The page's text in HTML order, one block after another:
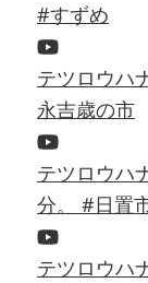
#すずめ
テツロウハ
永吉歳の市
テツロウハ
分。 #日置
テツロウハ